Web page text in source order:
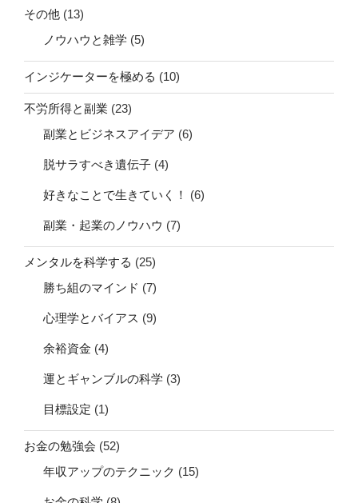
その他 (13)
ノウハウと雑学 (5)
インジケーターを極める (10)
不労所得と副業 (23)
副業とビジネスアイデア (6)
脱サラすべき遺伝子 (4)
好きなことで生きていく！ (6)
副業・起業のノウハウ (7)
メンタルを科学する (25)
勝ち組のマインド (7)
心理学とバイアス (9)
余裕資金 (4)
運とギャンブルの科学 (3)
目標設定 (1)
お金の勉強会 (52)
年収アップのテクニック (15)